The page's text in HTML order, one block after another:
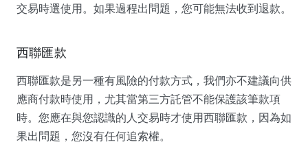
交易時選使用。如果過程出問題，您可能無法收到退款。
西聯匯款
西聯匯款是另一種有風險的付款方式，我們亦不建議向供
應商付款時使用，尤其當第三方託管不能保護該筆款項
時。您應在與您認識的人交易時才使用西聯匯款，因為如
果出問題，您沒有任何追索權。